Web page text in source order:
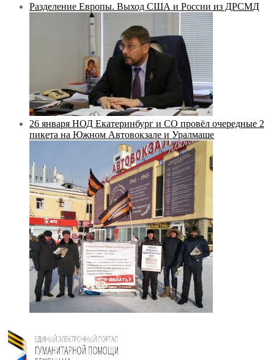
Разделение Европы. Выход США и России из ДРСМД
26 января НОД Екатеринбург и СО провёл очередные 2
пикета на Южном Автовокзале и Уралмаше